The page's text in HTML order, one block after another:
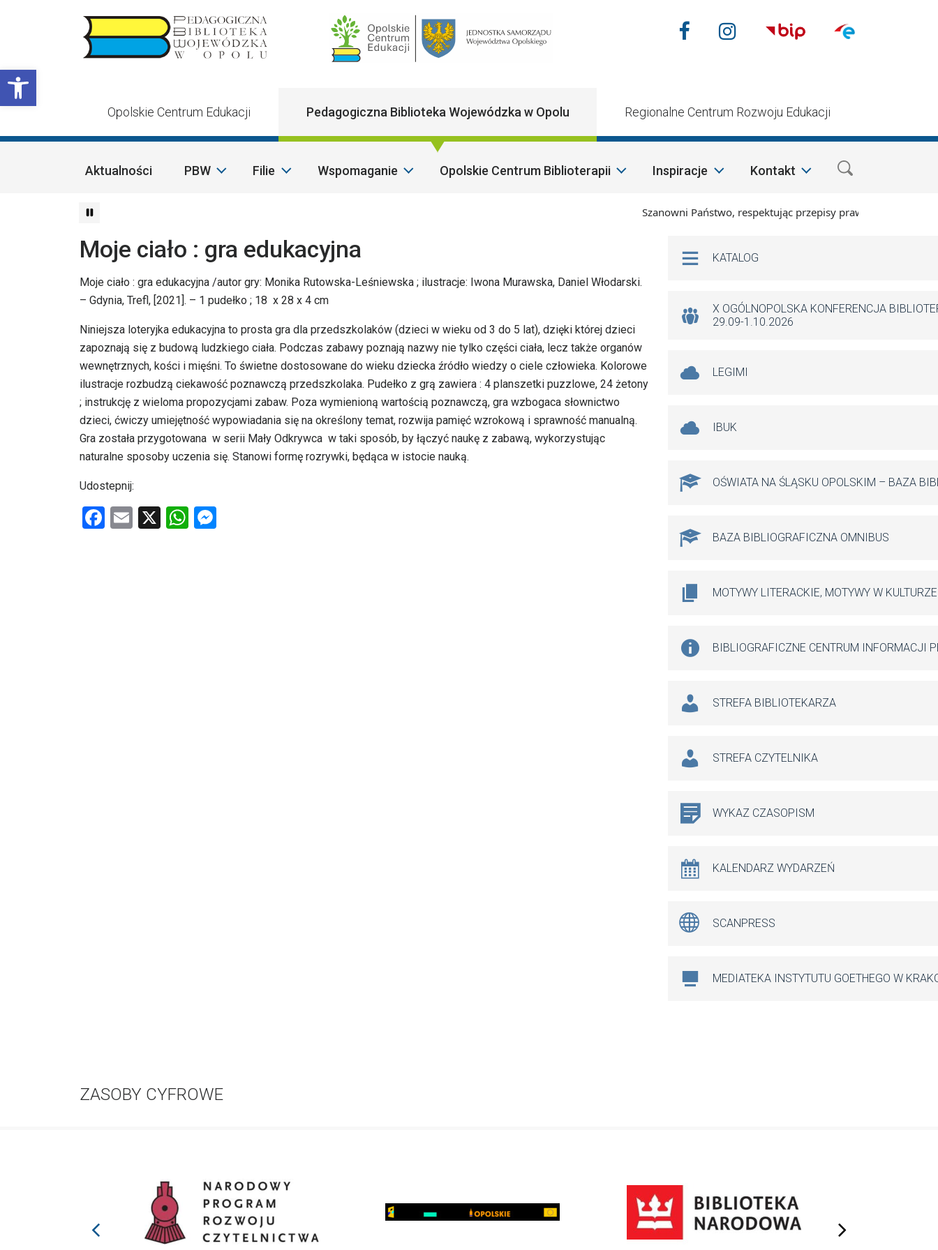
Otwórz pasek narzędzi
Main Navigation
Nasze media
FacebookInstagram
Opolskie Centrum Edukacji Pedagogiczna Biblioteka Wojewódzka w Opolu Regionalne Centrum Rozwoju Edukacji
Aktualności PBW Filie Wspomaganie Opolskie Centrum Biblioterapii Inspiracje Kontakt
Szanowni Państwo, respektując przepisy prawa i mając na
Moje ciało : gra edukacyjna
Moje ciało : gra edukacyjna /autor gry: Monika Rutowska-Leśniewska ; ilustracje: Iwona Murawska, Daniel Włodarski.
– Gdynia, Trefl, [2021]. – 1 pudełko ; 18 x 28 x 4 cm
Niniejsza loteryjka edukacyjna to prosta gra dla przedszkolaków (dzieci w wieku od 3 do 5 lat), dzięki której dzieci
zapoznają się z budową ludzkiego ciała. Podczas zabawy poznają nazwy nie tylko części ciała, lecz także organów
wewnętrznych, kości i mięśni. To świetne dostosowane do wieku dziecka źródło wiedzy o ciele człowieka. Kolorowe
ilustracje rozbudzą ciekawość poznawczą przedszkolaka. Pudełko z grą zawiera : 4 planszetki puzzlowe, 24 żetony
; instrukcję z wieloma propozycjami zabaw. Poza wymienioną wartością poznawczą, gra wzbogaca słownictwo
dzieci, ćwiczy umiejętność wypowiadania się na określony temat, rozwija pamięć wzrokową i sprawność manualną.
Gra została przygotowana w serii Mały Odkrywca w taki sposób, by łączyć naukę z zabawą, wykorzystując
naturalne sposoby uczenia się. Stanowi formę rozrywki, będąca w istocie nauką.
Udostepnij:
F
E
X
W
Na skróty
KATALOG
X OGÓLNOPOLSKA KONFERENCJA
29.09-1.10.2026
LEGIMI
IBUK
OŚWIATA NA ŚLĄSKU OPOLSKIM – BAZA
BAZA BIBLIOGRAFICZNA OMNIBUS
MOTYWY LITERACKIE, MOTYWY W KULTURZE
BIBLIOGRAFICZNE CENTRUM INFORMACJI
STREFA BIBLIOTEKARZA
STREFA CZYTELNIKA
WYKAZ CZASOPISM
KALENDARZ WYDARZEŃ
SCANPRESS
MEDIATEKA INSTYTUTU GOETHEGO W
ZASOBY CYFROWE
prev next